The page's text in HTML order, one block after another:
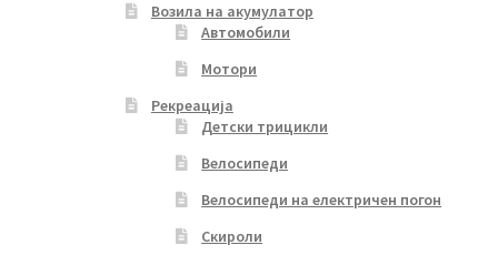
Возила на акумулатор
Автомобили
Мотори
Рекреација
Детски трицикли
Велосипеди
Велосипеди на електричен погон
Скироли